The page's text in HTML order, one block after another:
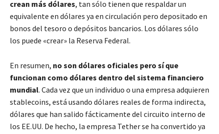
crean más dólares, tan sólo tienen que respaldar un
equivalente en dólares ya en circulación pero depositado en
bonos del tesoro o depósitos bancarios. Los dólares sólo
los puede «crear» la Reserva Federal.
En resumen, no son dólares oficiales pero sí que
funcionan como dólares dentro del sistema financiero
mundial. Cada vez que un individuo o una empresa adquieren
stablecoins, está usando dólares reales de forma indirecta,
dólares que han salido fácticamente del circuito interno de
los EE.UU. De hecho, la empresa Tether se ha convertido ya